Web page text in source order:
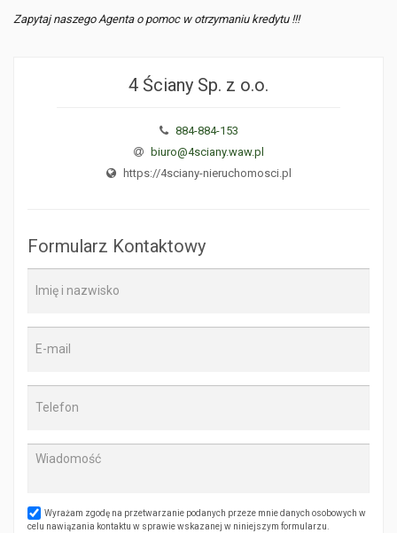
Zapytaj naszego Agenta o pomoc w otrzymaniu kredytu !!!
4 Ściany Sp. z o.o.
884-884-153
biuro@4sciany.waw.pl
https://4sciany-nieruchomosci.pl
Formularz Kontaktowy
Wyrażam zgodę na przetwarzanie podanych przeze mnie danych osobowych w
celu nawiązania kontaktu w sprawie wskazanej w niniejszym formularzu.